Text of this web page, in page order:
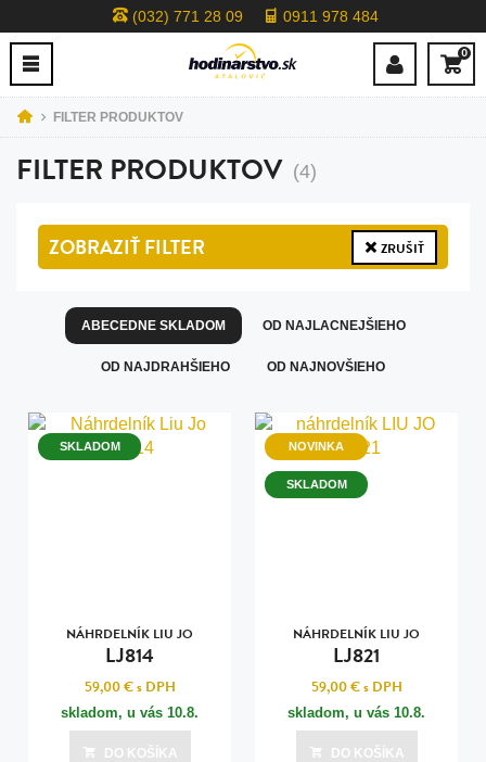
(032) 771 28 09 0911 978 484
0
FILTER PRODUKTOV
FILTER PRODUKTOV (4)
ZOBRAZIŤFILTER ZRUŠIŤ
ABECEDNE SKLADOM OD NAJLACNEJŠIEHO
OD NAJDRAHŠIEHO OD NAJNOVŠIEHO
SKLADOM
NÁHRDELNÍK LIU JO
LJ814
59,00 €s DPH
skladom, u vás 10.8.
DO KOŠÍKA
NOVINKA
SKLADOM
NÁHRDELNÍK LIU JO
LJ821
59,00 €s DPH
skladom, u vás 10.8.
DO KOŠÍKA